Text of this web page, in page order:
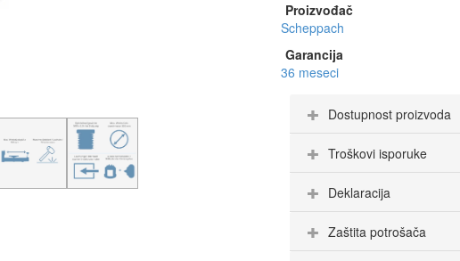
Proizvođač
Scheppach
Garancija
36 meseci
Dostupnost proizvoda
Troškovi isporuke
Deklaracija
Zaštita potrošača